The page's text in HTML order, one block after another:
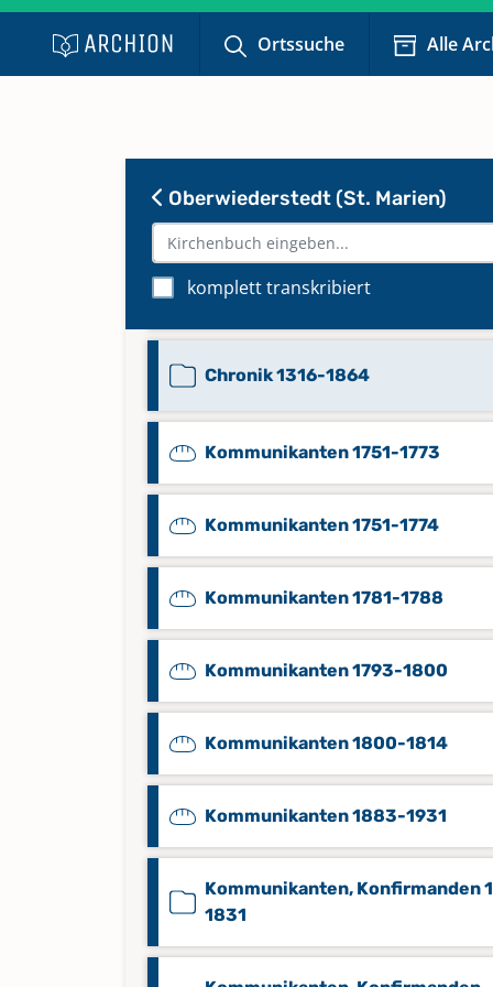
Ortssuche Alle
Oberwiederstedt (St. Marien)
komplett transkribiert
Aufgebote 1813
Beichtregister 1801-1810
Beichtregister 1811-1814
Chronik 1316-1864
Kommunikanten 1751-1773
Kommunikanten 1751-1774
Kommunikanten 1781-1788
Kommunikanten 1793-1800
Kommunikanten 1800-1814
Kommunikanten 1883-1931
Kommunikanten, Konfirmanden
1831